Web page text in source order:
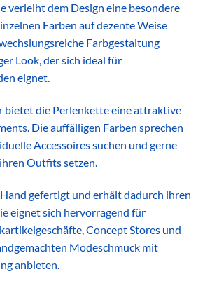
verleiht dem Design eine besondere
Farben auf dezente Weise
Farbgestaltung
Look, der sich ideal für
eignet.
bietet die Perlenkette eine attraktive
Die auffälligen Farben sprechen
Accessoires suchen und gerne
Outfits setzen.
gefertigt und erhält dadurch ihren
eignet sich hervorragend für
Concept Stores und
Modeschmuck mit
anbieten.